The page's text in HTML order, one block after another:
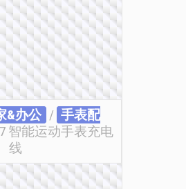
&办公 / 手表配
智能运动手表充电
线